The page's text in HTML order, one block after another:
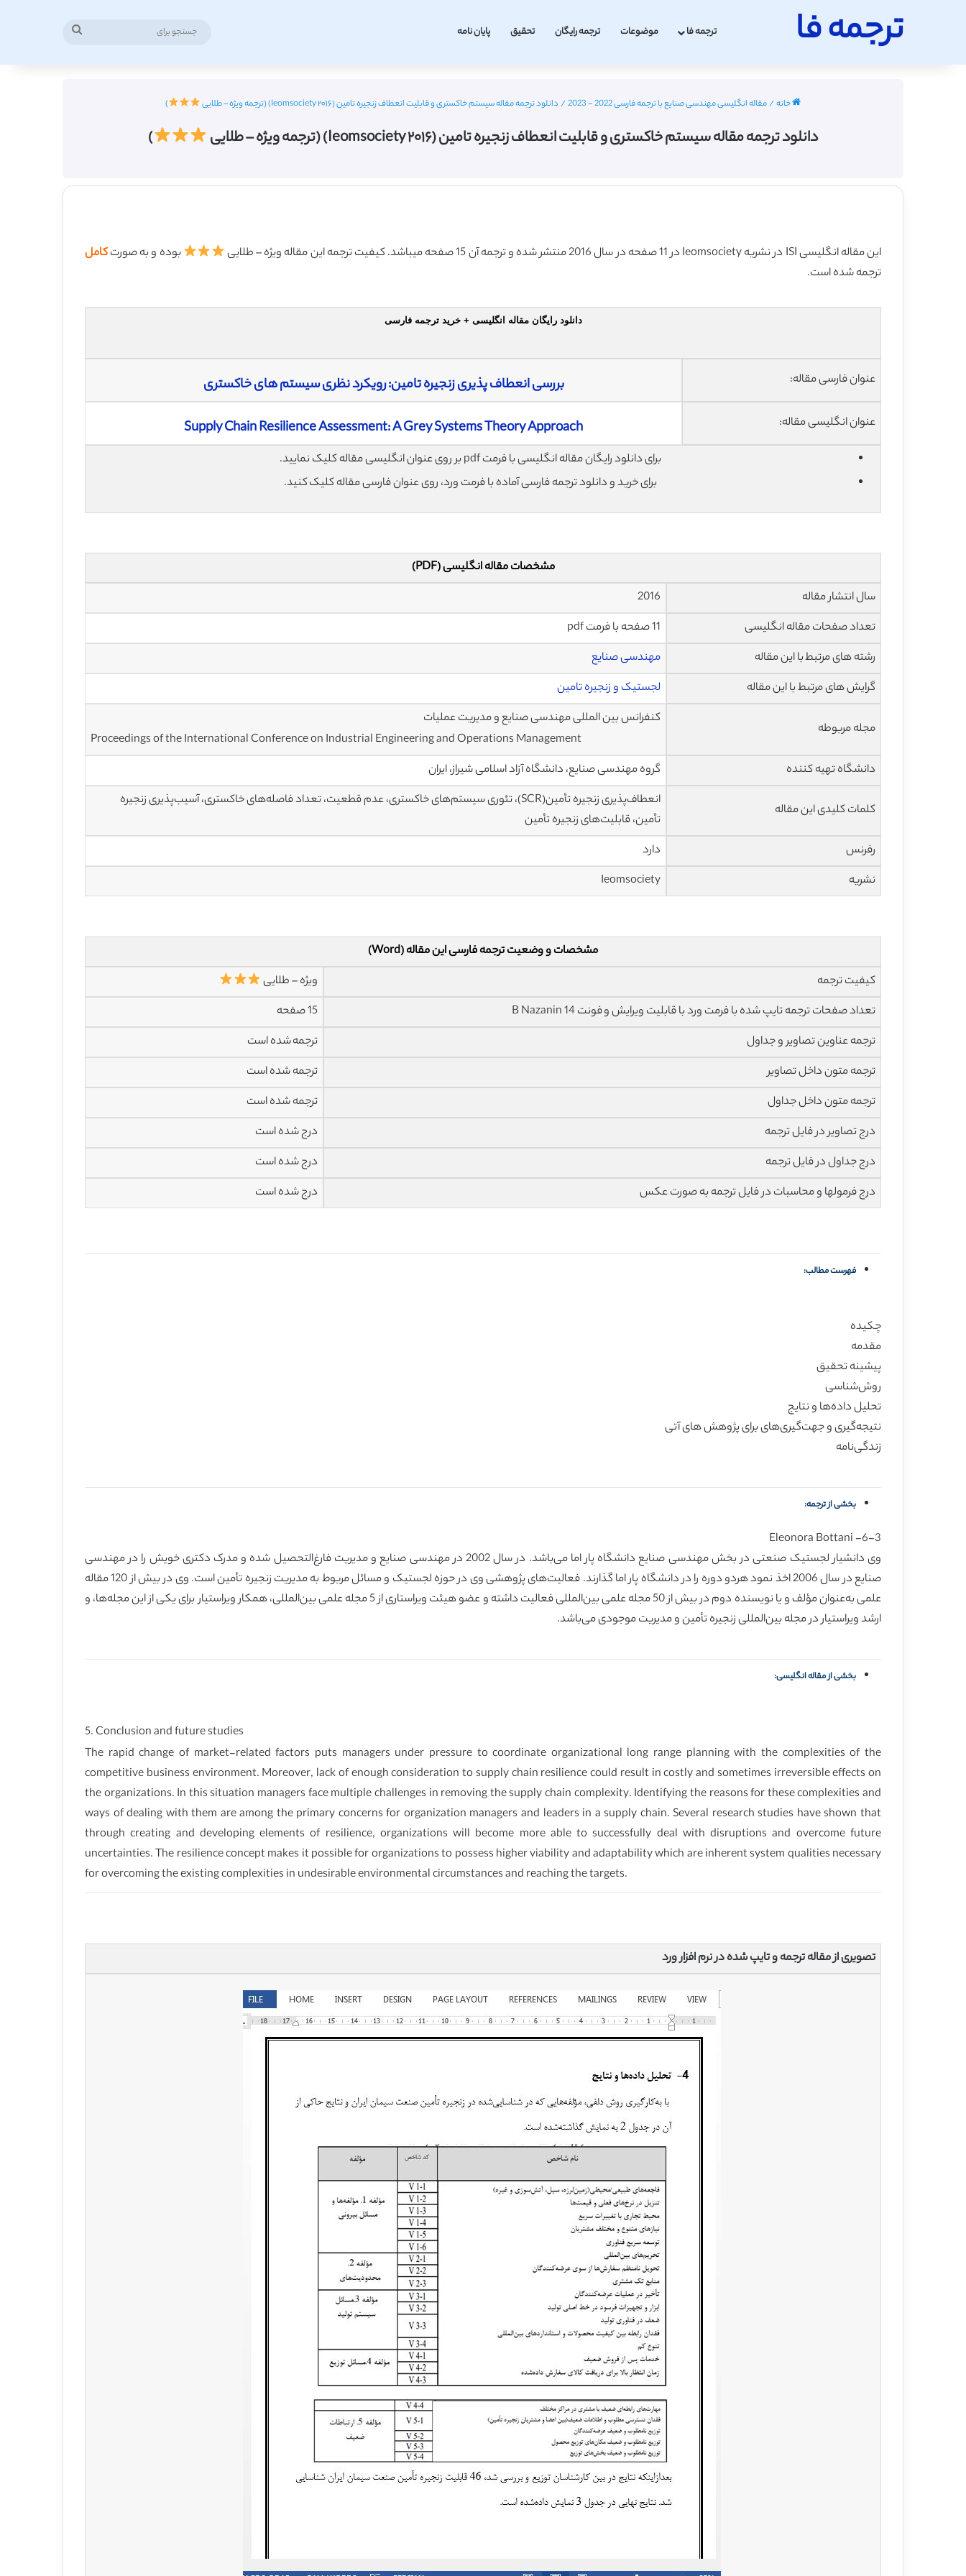
ترجمه فا ترجمه فا موضوعات ترجمه رایگان تحقیق پایان نامه
خانه/مقاله انگلیسی مهندسی صنایع با ترجمه فارسی 2022 - 2023 / دانلود ترجمه مقاله سیستم خاکستری و قابلیت انعطاف زنجیره تامین (Ieomsociety ۲۰۱۶) (ترجمه ویژه – طلایی )
دانلود ترجمه مقاله سیستم خاکستری و قابلیت انعطاف زنجیره تامین (Ieomsociety ۲۰۱۶) (ترجمه ویژه – طلایی )
این مقاله انگلیسی ISI در نشریه Ieomsociety در 11 صفحه در سال 2016 منتشر شده و ترجمه آن 15 صفحه میباشد. کیفیت ترجمه این مقاله ویژه – طلایی بوده و به صورتکامل
ترجمه شده است.
دانلود رایگان مقاله انگلیسی + خرید ترجمه فارسی
عنوان فارسی مقاله: بررسی انعطاف ‌پذیری زنجیره تامین: رویکرد نظری سیستم های خاکستری
عنوان انگلیسی مقاله: Supply Chain Resilience Assessment: A Grey Systems Theory Approach
برای دانلود رایگان مقاله انگلیسی با فرمت pdf بر روی عنوان انگلیسی مقاله کلیک نمایید.
برای خرید و دانلود ترجمه فارسی آماده با فرمت ورد، روی عنوان فارسی مقاله کلیک کنید.
مشخصات مقاله انگلیسی (PDF)
سال انتشار مقاله
2016
تعداد صفحات مقاله انگلیسی
11 صفحه با فرمت pdf
رشته های مرتبط با این مقاله
مهندسی صنایع
گرایش های مرتبط با این مقاله
لجستیک و زنجیره تامین
مجله مربوطه
کنفرانس بین المللی مهندسی صنایع و مدیریت عملیات
Proceedings of the International Conference on Industrial Engineering and Operations Management
دانشگاه تهیه کننده
گروه مهندسی صنایع، دانشگاه آزاد اسلامی شیراز، ایران
کلمات کلیدی این مقاله
انعطاف‌پذیری زنجیره تأمین(SCR)، تئوری سیستم‌های خاکستری، عدم قطعیت، تعداد فاصله‌های خاکستری، آسیب‌پذیری زنجیره
تأمین، قابلیت‌های زنجیره تأمین
رفرنس
دارد
نشریه
Ieomsociety
مشخصات و وضعیت ترجمه فارسی این مقاله (Word)
کیفیت ترجمه
ویژه – طلایی
تعداد صفحات ترجمه تایپ شده با فرمت ورد با قابلیت ویرایش و فونت 14 B Nazanin
15 صفحه
ترجمه عناوین تصاویر و جداول
ترجمه شده است
ترجمه متون داخل تصاویر
ترجمه شده است
ترجمه متون داخل جداول
ترجمه شده است
درج تصاویر در فایل ترجمه
درج شده است
درج جداول در فایل ترجمه
درج شده است
درج فرمولها و محاسبات در فایل ترجمه به صورت عکس
درج شده است
فهرست مطالب:
چکیده
مقدمه
پیشینه تحقیق
روش‌شناسی
تحلیل داده‌ها و نتایج
نتیجه‌گیری و جهت‌گیری‌های برای پژوهش های آتی
زندگی‌نامه
بخشی از ترجمه:
6-3- Eleonora Bottani
وی دانشیار لجستیک صنعتی در بخش مهندسی صنایع دانشگاه پار اما می‌باشد. در سال 2002 در مهندسی صنایع و مدیریت فارغ‌التحصیل شده و مدرک دکتری خویش را در مهندسی
صنایع در سال 2006 اخذ نمود هردو دوره را در دانشگاه پار اما گذارند. فعالیت‌های پژوهشی وی در حوزه لجستیک و مسائل مربوط به مدیریت زنجیره تأمین است. وی در بیش از 120 مقاله
علمی به‌عنوان مؤلف و یا نویسنده دوم در بیش از 50 مجله علمی بین‌المللی فعالیت داشته و عضو هیئت ویراستاری از 5 مجله علمی بین‌المللی، همکار ویراستیار برای یکی از این مجله‌ها، و
ارشد ویراستیار در مجله بین‌المللی زنجیره تأمین و مدیریت موجودی می‌باشد.
بخشی از مقاله انگلیسی:
5. Conclusion and future studies
The rapid change of market-related factors puts managers under pressure to coordinate organizational long range planning with the complexities of the
competitive business environment. Moreover, lack of enough consideration to supply chain resilience could result in costly and sometimes irreversible effects on
the organizations. In this situation managers face multiple challenges in removing the supply chain complexity. Identifying the reasons for these complexities and
ways of dealing with them are among the primary concerns for organization managers and leaders in a supply chain. Several research studies have shown that
through creating and developing elements of resilience, organizations will become more able to successfully deal with disruptions and overcome future
uncertainties. The resilience concept makes it possible for organizations to possess higher viability and adaptability which are inherent system qualities necessary
for overcoming the existing complexities in undesirable environmental circumstances and reaching the targets.
تصویری از مقاله ترجمه و تایپ شده در نرم افزار ورد